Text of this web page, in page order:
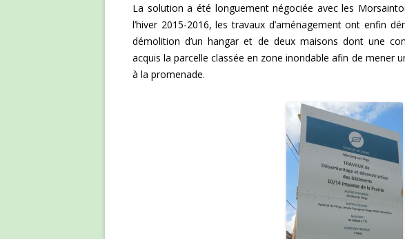
La solution a été longuement négociée avec les
l’hiver 2015-2016, les travaux d’aménagement ont enfin
démolition d’un hangar et de deux maisons dont une
acquis la parcelle classée en zone inondable afin de mener
à la promenade.